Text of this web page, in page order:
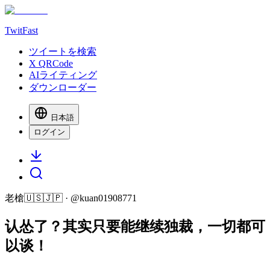
TwitFast
ツイートを検索
X QRCode
AIライティング
ダウンローダー
日本語
ログイン
老槍🇺🇸🇯🇵 · @kuan01908771
认怂了？其实只要能继续独裁，一切都可
以谈！